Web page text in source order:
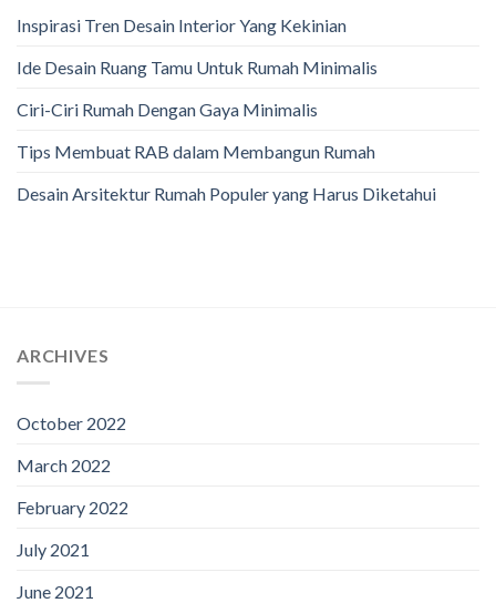
Inspirasi Tren Desain Interior Yang Kekinian
Ide Desain Ruang Tamu Untuk Rumah Minimalis
Ciri-Ciri Rumah Dengan Gaya Minimalis
Tips Membuat RAB dalam Membangun Rumah
Desain Arsitektur Rumah Populer yang Harus Diketahui
ARCHIVES
October 2022
March 2022
February 2022
July 2021
June 2021